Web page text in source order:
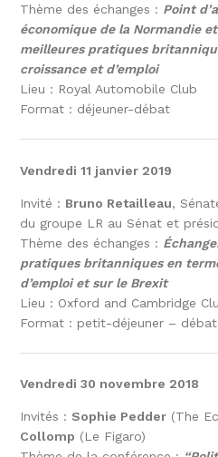
Thème des échanges : Point
économique de la Normandie
meilleures pratiques
croissance et d’emploi
Lieu : Royal Automobile Club
Format : déjeuner-débat
Vendredi 11 janvier 2019
Invité : Bruno Retailleau,
du groupe LR au Sénat et
Thème des échanges :
pratiques britanniques en
d’emploi et sur le Brexit
Lieu : Oxford and Cambridge
Format : petit-déjeuner – débat
Vendredi 30 novembre 2018
Invités :Sophie Pedder (The
Collomp (Le Figaro)